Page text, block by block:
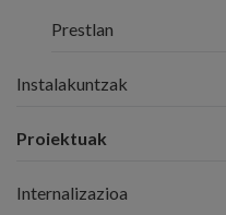
Prestlan
Instalakuntzak
Proiektuak
Internalizazioa